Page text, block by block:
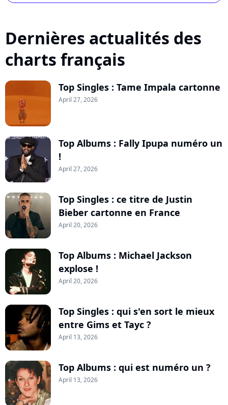
Dernières actualités des
charts français
Top Singles : Tame Impala cartonne
April 27, 2026
Top Albums : Fally Ipupa numéro un
!
April 27, 2026
Top Singles : ce titre de Justin
Bieber cartonne en France
April 20, 2026
Top Albums : Michael Jackson
explose !
April 20, 2026
Top Singles : qui s'en sort le mieux
entre Gims et Tayc ?
April 13, 2026
Top Albums : qui est numéro un ?
April 13, 2026